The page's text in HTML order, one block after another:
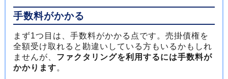
手数料がかかる
まず1つ目は、手数料がかかる点です。売掛債権を
全額受け取れると勘違いしている方もいるかもしれ
ませんが、 ファクタリングを利用するには手数料が
かかります。